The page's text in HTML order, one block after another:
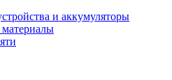
и аккумуляторы